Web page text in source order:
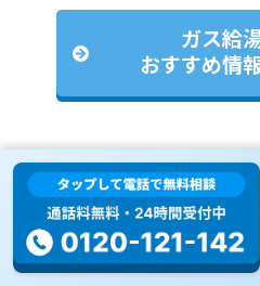
ガス給
おすすめ情
メーカー別
パロマガス給湯器
ノーリツガス給湯器